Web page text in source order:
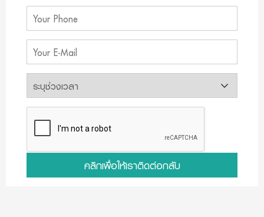
คลิกเพื่อให้เราติดต่อกลับ